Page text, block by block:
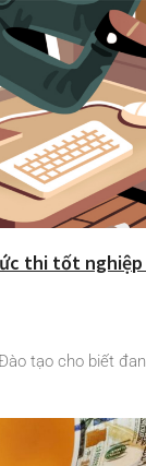
thi tốt nghiệp
tạo cho biết